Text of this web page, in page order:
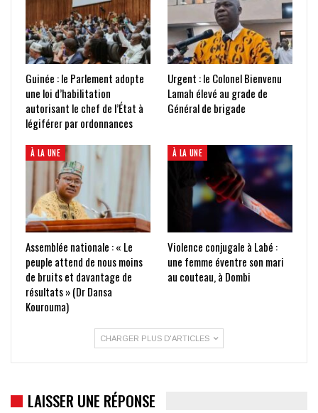
Guinée : le Parlement adopte
une loi d’habilitation
autorisant le chef de l’État à
légiférer par ordonnances
Urgent : le Colonel Bienvenu
Lamah élevé au grade de
Général de brigade
À LA UNE
Assemblée nationale : « Le
peuple attend de nous moins
de bruits et davantage de
résultats » (Dr Dansa
Kourouma)
À LA UNE
Violence conjugale à Labé :
une femme éventre son mari
au couteau, à Dombi
CHARGER PLUS D'ARTICLES
LAISSER UNE RÉPONSE